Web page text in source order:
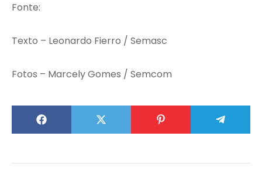
Fonte:
Texto – Leonardo Fierro / Semasc
Fotos – Marcely Gomes / Semcom